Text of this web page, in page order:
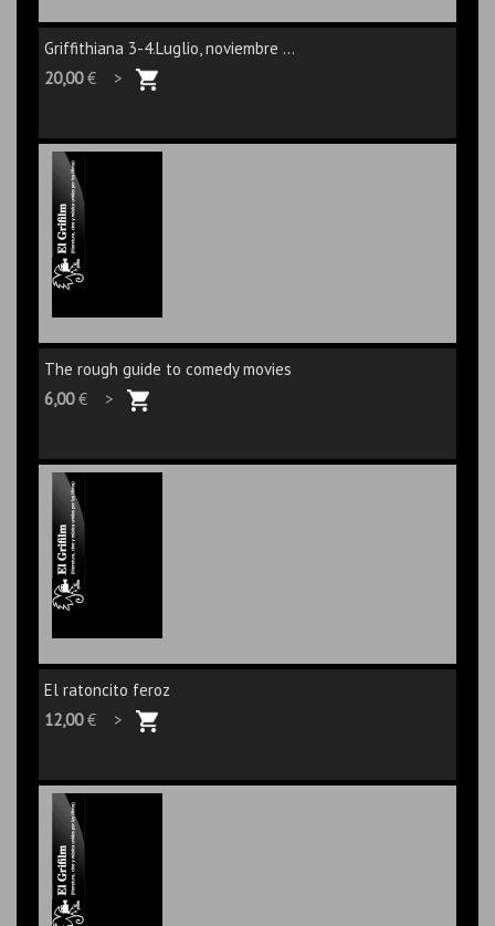
Griffithiana 3-4.Luglio, noviembre ...
20,00€ >
The rough guide to comedy movies
6,00€ >
El ratoncito feroz
12,00€ >